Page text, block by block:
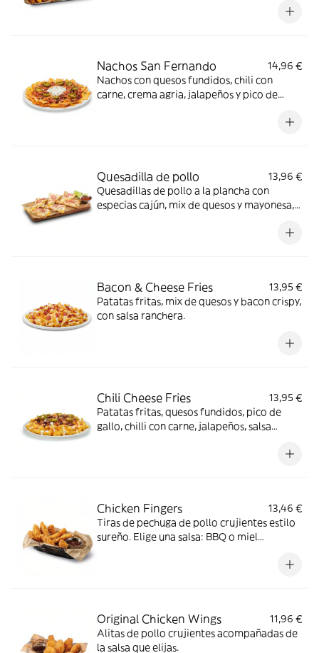
Nachos San Fernando
14,96 €
Nachos con quesos fundidos, chili con
carne, crema agria, jalapeños y pico de
Quesadilla de pollo
13,96 €
Quesadillas de pollo a la plancha con
especias cajún, mix de quesos y mayonesa,
Acompañada de salsa roja mexicana y lima.
Bacon & Cheese Fries
13,95 €
Patatas fritas, mix de quesos y bacon crispy,
con salsa ranchera.
Chili Cheese Fries
13,95 €
Patatas fritas, quesos fundidos, pico de
gallo, chilli con carne, jalapeños, salsa
Chicken Fingers
13,46 €
Tiras de pechuga de pollo crujientes estilo
sureño. Elige una salsa: BBQ o miel
Original Chicken Wings
11,96 €
Alitas de pollo crujientes acompañadas de
la salsa que elijas.